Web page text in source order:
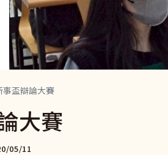
事盃辯論大賽
大賽
05/11